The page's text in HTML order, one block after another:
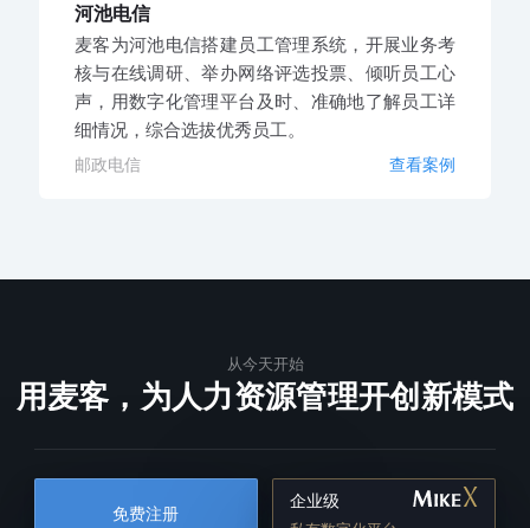
河池电信
麦客为河池电信搭建员工管理系统，开展业务考
核与在线调研、举办网络评选投票、倾听员工心
声，用数字化管理平台及时、准确地了解员工详
细情况，综合选拔优秀员工。
邮政电信 查看案例
从今天开始
用麦客，为人力资源管理开创新模式
免费注册
企业级